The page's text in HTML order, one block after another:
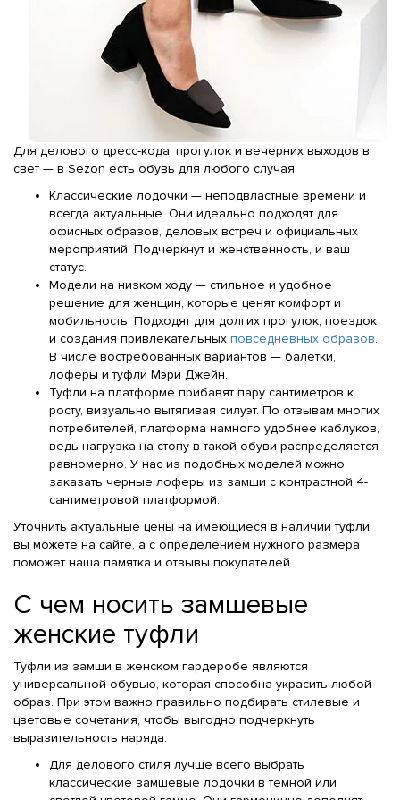
Для делового дресс-кода, прогулок и вечерних выходов в
свет — в Sezon есть обувь для любого случая:
Классические лодочки — неподвластные времени и
всегда актуальные. Они идеально подходят для
офисных образов, деловых встреч и официальных
мероприятий. Подчеркнут и женственность, и ваш
статус.
Модели на низком ходу — стильное и удобное
решение для женщин, которые ценят комфорт и
мобильность. Подходят для долгих прогулок, поездок
и создания привлекательных повседневных образов.
В числе востребованных вариантов — балетки,
лоферы и туфли Мэри Джейн.
Туфли на платформе прибавят пару сантиметров к
росту, визуально вытягивая силуэт. По отзывам многих
потребителей, платформа намного удобнее каблуков,
ведь нагрузка на стопу в такой обуви распределяется
равномерно. У нас из подобных моделей можно
заказать черные лоферы из замши с контрастной 4-
сантиметровой платформой.
Уточнить актуальные цены на имеющиеся в наличии туфли
вы можете на сайте, а с определением нужного размера
поможет наша памятка и отзывы покупателей.
С чем носить замшевые
женские туфли
Туфли из замши в женском гардеробе являются
универсальной обувью, которая способна украсить любой
образ. При этом важно правильно подбирать стилевые и
цветовые сочетания, чтобы выгодно подчеркнуть
выразительность наряда.
Для делового стиля лучше всего выбрать
классические замшевые лодочки в темной или